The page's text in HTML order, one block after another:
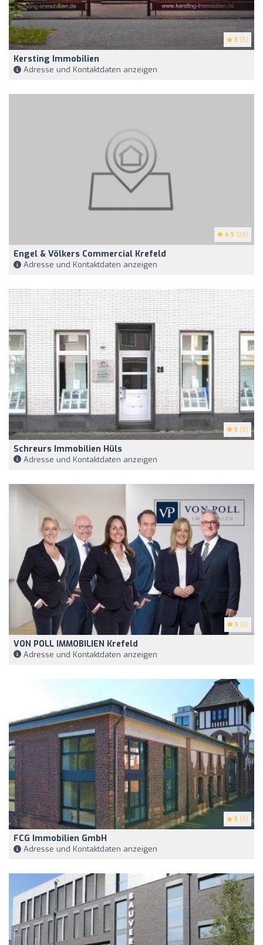
5 (5)
Kersting Immobilien
Adresse und Kontaktdaten anzeigen
4.9 (28)
Engel & Völkers Commercial Krefeld
Adresse und Kontaktdaten anzeigen
5 (5)
Schreurs Immobilien Hüls
Adresse und Kontaktdaten anzeigen
5 (2)
VON POLL IMMOBILIEN Krefeld
Adresse und Kontaktdaten anzeigen
5 (5)
FCG Immobilien GmbH
Adresse und Kontaktdaten anzeigen